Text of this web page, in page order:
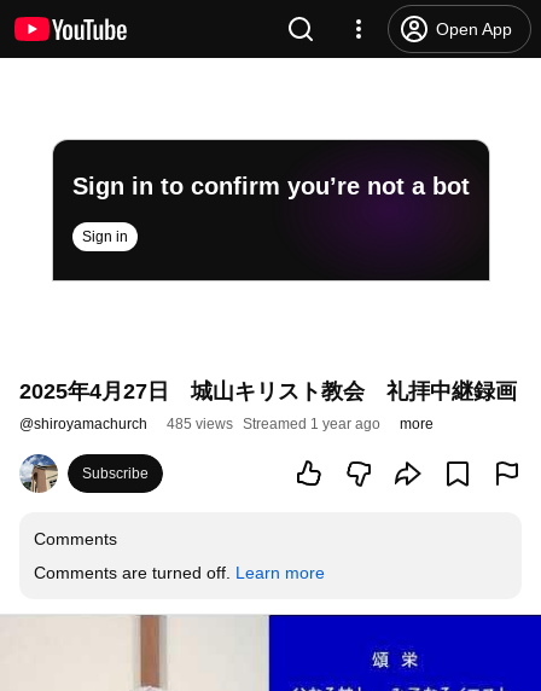
Open App
Sign in to confirm you’re not a bot
Sign in
2025年4月27日 城山キリスト教会 礼拝中継録画
@shiroyamachurch 485 views Streamed 1 year ago more
Subscribe
Comments
Comments are turned off. Learn more